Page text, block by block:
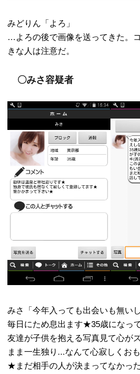
みどりん「よろ」
…よろの後で画像を送ってきた。
きな人は注意だ。
〇みさ容疑者
みさ「今年入っても出会いも無い
毎日にため息出ます★35歳になっ
友達が子供を抱える写真見て心が
まま一生独り...なんて心寂しくお
★まだ相手の人が決まってなかっ